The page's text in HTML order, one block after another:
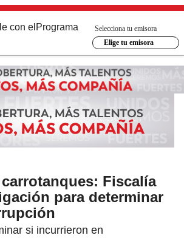
con el Programa
Selecciona tu emisora
Elige tu emisora
Fiscalía
para determinar
si incurrieron en